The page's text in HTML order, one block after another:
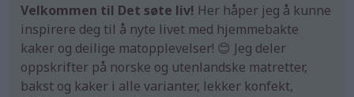
Velkommen til Det søte liv! Her håper jeg å kunne
inspirere deg til å nyte livet med hjemmebakte
kaker og deilige matopplevelser! 😊 Jeg deler
oppskrifter på norske og utenlandske matretter,
bakst og kaker i alle varianter, lekker konfekt,